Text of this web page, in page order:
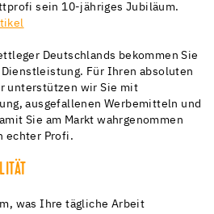
sein 10-jähriges Jubiläum.
Deutschlands bekommen Sie
Für Ihren absoluten
unterstützen wir Sie mit
ausgefallenen Werbemitteln und
Sie am Markt wahrgenommen
echter Profi.
was Ihre tägliche Arbeit